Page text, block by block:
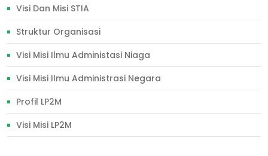
Visi Dan Misi STIA
Struktur Organisasi
Visi Misi Ilmu Administasi Niaga
Visi Misi Ilmu Administrasi Negara
Profil LP2M
Visi Misi LP2M